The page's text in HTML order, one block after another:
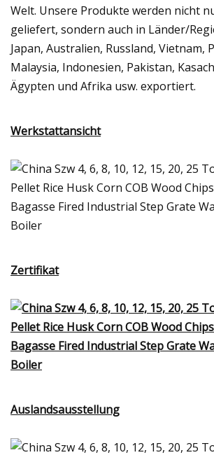
Welt. Unsere Produkte werden nicht
geliefert, sondern auch in Länder/
Japan, Australien, Russland, Vietnam,
Malaysia, Indonesien, Pakistan,
Ägypten und Afrika usw. exportiert.
Werkstattansicht
Zertifikat
Auslandsausstellung